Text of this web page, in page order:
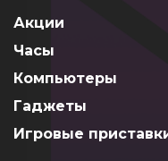
Акции
Часы
Компьютеры
Гаджеты
Игровые